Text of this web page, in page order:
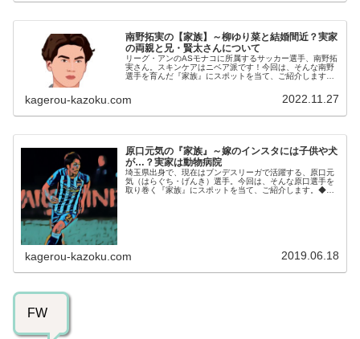
南野拓実の【家族】～柳ゆり菜と結婚間近？実家
の両親と兄・賢太さんについて
リーグ・アンのASモナコに所属するサッカー選手、南野拓
実さん。スキンケアはニベア派です！今回は、そんな南野
選手を育んだ『家族』にスポットを当て、ご紹介します。
kagerou-kazoku.com 2022.11.27
原口元気の『家族』～嫁のインスタには子供や犬
が…？実家は動物病院
埼玉県出身で、現在はブンデスリーガで活躍する、原口元
気（はらぐち・げんき）選手。今回は、そんな原口選手を
取り巻く『家族』にスポットを当て、ご紹介します。◆嫁
kagerou-kazoku.com 2019.06.18
FW